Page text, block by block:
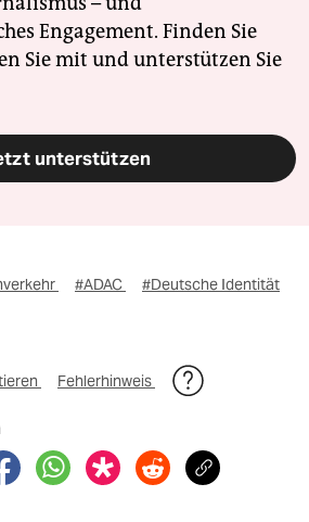
Engagement. Finden Sie
Sie mit und unterstützen Sie
unterstützen
#ADAC
#Deutsche Identität
Fehlerhinweis